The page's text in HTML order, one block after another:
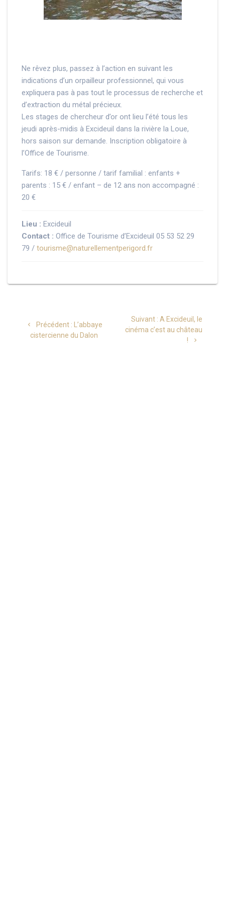
Ne rêvez plus, passez à l’action en suivant les
indications d’un orpailleur professionnel, qui vous
expliquera pas à pas tout le processus de recherche et
d’extraction du métal précieux.
Les stages de chercheur d’or ont lieu l’été tous les
jeudi après-midis à Excideuil dans la rivière la Loue,
hors saison sur demande. Inscription obligatoire à
l’Office de Tourisme.
Tarifs: 18 € / personne / tarif familial : enfants +
parents : 15 € / enfant – de 12 ans non accompagné :
20 €
Lieu : Excideuil
Contact : Office de Tourisme d’Excideuil 05 53 52 29
79 / tourisme@naturellementperigord.fr
Précédent : Article
précédent
L’abbaye
cistercienne du Dalon
Suivant : Article
suivant
A Excideuil, le
cinéma c’est au château
!